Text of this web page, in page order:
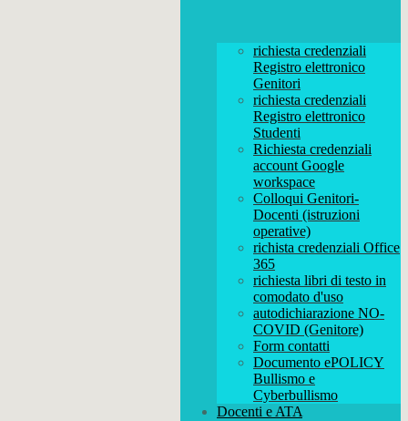
richiesta credenziali
Registro elettronico
Genitori
richiesta credenziali
Registro elettronico
Studenti
Richiesta credenziali
account Google
workspace
Colloqui Genitori-
Docenti (istruzioni
operative)
richista credenziali Office
365
richiesta libri di testo in
comodato d'uso
autodichiarazione NO-
COVID (Genitore)
Form contatti
Documento ePOLICY
Bullismo e
Cyberbullismo
Docenti e ATA